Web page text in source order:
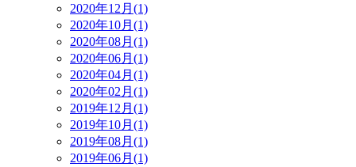
2020年12月(1)
2020年10月(1)
2020年08月(1)
2020年06月(1)
2020年04月(1)
2020年02月(1)
2019年12月(1)
2019年10月(1)
2019年08月(1)
2019年06月(1)